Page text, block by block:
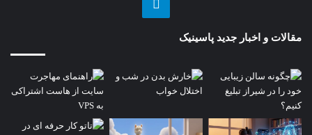
مقالات و اخبار جدید پاسینیک